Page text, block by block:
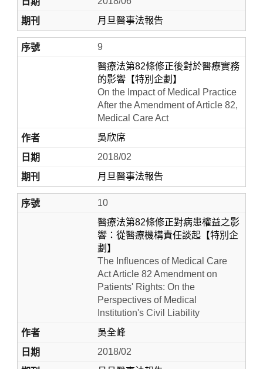
月旦醫事法報告
9
醫療法第82條修正後對於醫療實務
的影響【特別企劃】
On the Impact of Medical Practice
After the Amendment of Article 82,
Medical Care Act
吳欣席
2018/02
月旦醫事法報告
10
醫療法第82條修正對病患權益之影
響：從醫療機構責任談起【特別企
劃】
The Influences of Medical Care
Act Article 82 Amendment on
Patients' Rights: On the
Perspectives of Medical
Institution's Civil Liability
吳全峰
2018/02